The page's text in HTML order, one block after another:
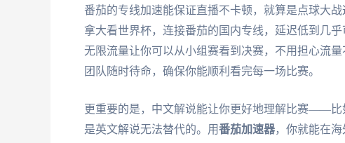
番茄的专线加速能保证直播不卡顿，就算是点球大
拿大看世界杯，连接番茄的国内专线，延迟低到几
无限流量让你可以从小组赛看到决赛，不用担心流
团队随时待命，确保你能顺利看完每一场比赛。
更重要的是，中文解说能让你更好地理解比赛——
是英文解说无法替代的。用番茄加速器，你就能在